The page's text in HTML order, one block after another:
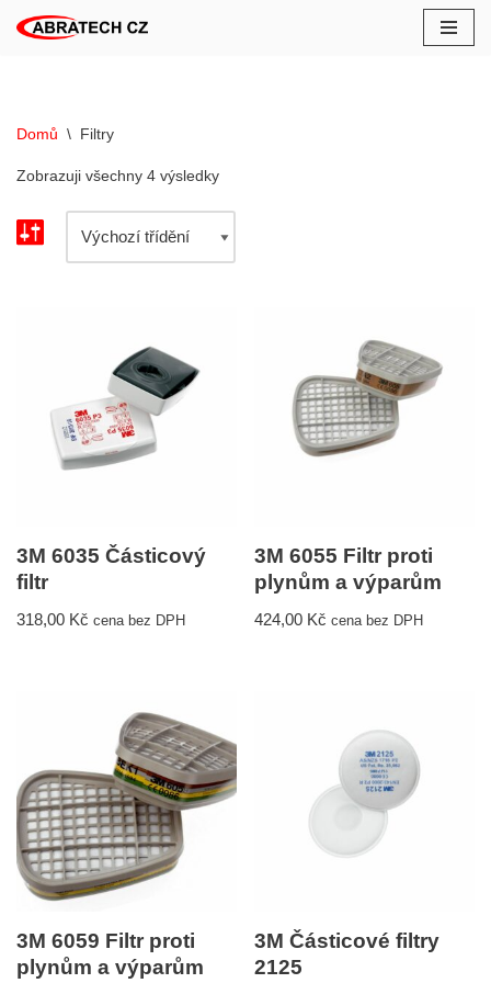
Domů \ Filtry
Zobrazuji všechny 4 výsledky
3M 6035 Částicový
filtr
318,00 Kč cena bez DPH
3M 6055 Filtr proti
plynům a výparům
424,00 Kč cena bez DPH
3M 6059 Filtr proti
plynům a výparům
3M Částicové filtry
2125